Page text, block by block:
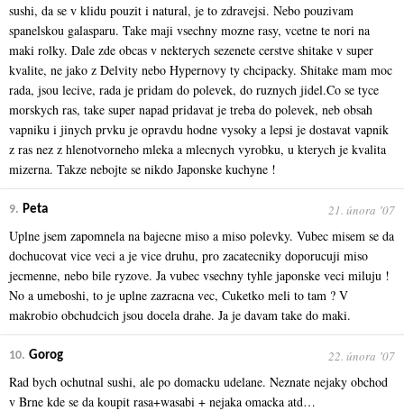
sushi, da se v klidu pouzit i natural, je to zdravejsi. Nebo pouzivam
spanelskou galasparu. Take maji vsechny mozne rasy, vcetne te nori na
maki rolky. Dale zde obcas v nekterych sezenete cerstve shitake v super
kvalite, ne jako z Delvity nebo Hypernovy ty chcipacky. Shitake mam moc
rada, jsou lecive, rada je pridam do polevek, do ruznych jidel.Co se tyce
morskych ras, take super napad pridavat je treba do polevek, neb obsah
vapniku i jinych prvku je opravdu hodne vysoky a lepsi je dostavat vapnik
z ras nez z hlenotvorneho mleka a mlecnych vyrobku, u kterych je kvalita
mizerna. Takze nebojte se nikdo Japonske kuchyne !
9. Peta 21. února ʼ07
Uplne jsem zapomnela na bajecne miso a miso polevky. Vubec misem se da
dochucovat vice veci a je vice druhu, pro zacatecniky doporucuji miso
jecmenne, nebo bile ryzove. Ja vubec vsechny tyhle japonske veci miluju !
No a umeboshi, to je uplne zazracna vec, Cuketko meli to tam ? V
makrobio obchudcich jsou docela drahe. Ja je davam take do maki.
10. Gorog 22. února ʼ07
Rad bych ochutnal sushi, ale po domacku udelane. Neznate nejaky obchod
v Brne kde se da koupit rasa+wasabi + nejaka omacka atd…